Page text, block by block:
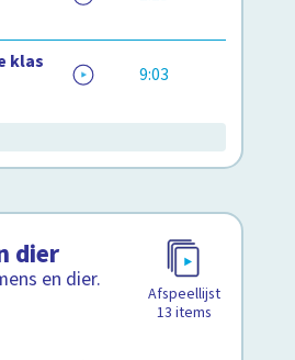
klas
9:03
dier
en dier.
Afspeellijst
13 items